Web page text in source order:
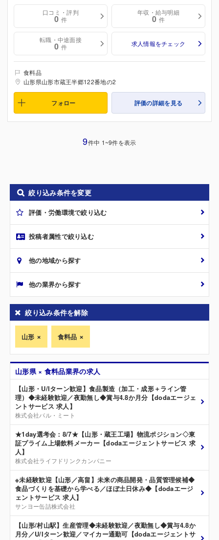
口コミ・評判
0 件
年収・給与明細
0 件
転職・中途面接
0 件 求人情報をチェック
食料品
山形県山形市蔵王半郷122番地の2
フォロー 評価の詳細を見る
9件中 1~9件を表示
絞り込み条件を変更
評価・労働環境で絞り込む
投稿者属性で絞り込む
他の地域から探す
他の業界から探す
絞り込み条件を解除
山形 食料品
山形県 × 食料品業界の求人
【山形・U/Iターン歓迎】食品製造（加工・成形＋ライン管
理）◆未経験歓迎／夜勤無し◆賞与4.8か月分【dodaエージェ
ントサービス 求人】
株式会社パル・ミート
★1day選考会：8/7★【山形・蔵王工場】物流ポジション◇東
証プライム上場飲料メーカー【dodaエージェントサービス 求
人】
株式会社ライフドリンクカンパニー
※未経験歓迎【山形／高畠】未来の商品開発・品質管理候補◆
食品づくりを基礎から学べる／ほぼ土日休み◆【dodaエージ
ェントサービス 求人】
サンヨー缶詰株式会社
【山形/村山駅】生産管理◆未経験歓迎／夜勤無し◆賞与4.8か
月分／U/Iターン歓迎／マイカー通勤可【dodaエージェントサ